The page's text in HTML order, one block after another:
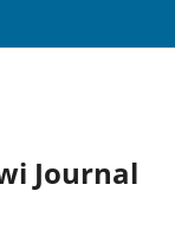
Journal